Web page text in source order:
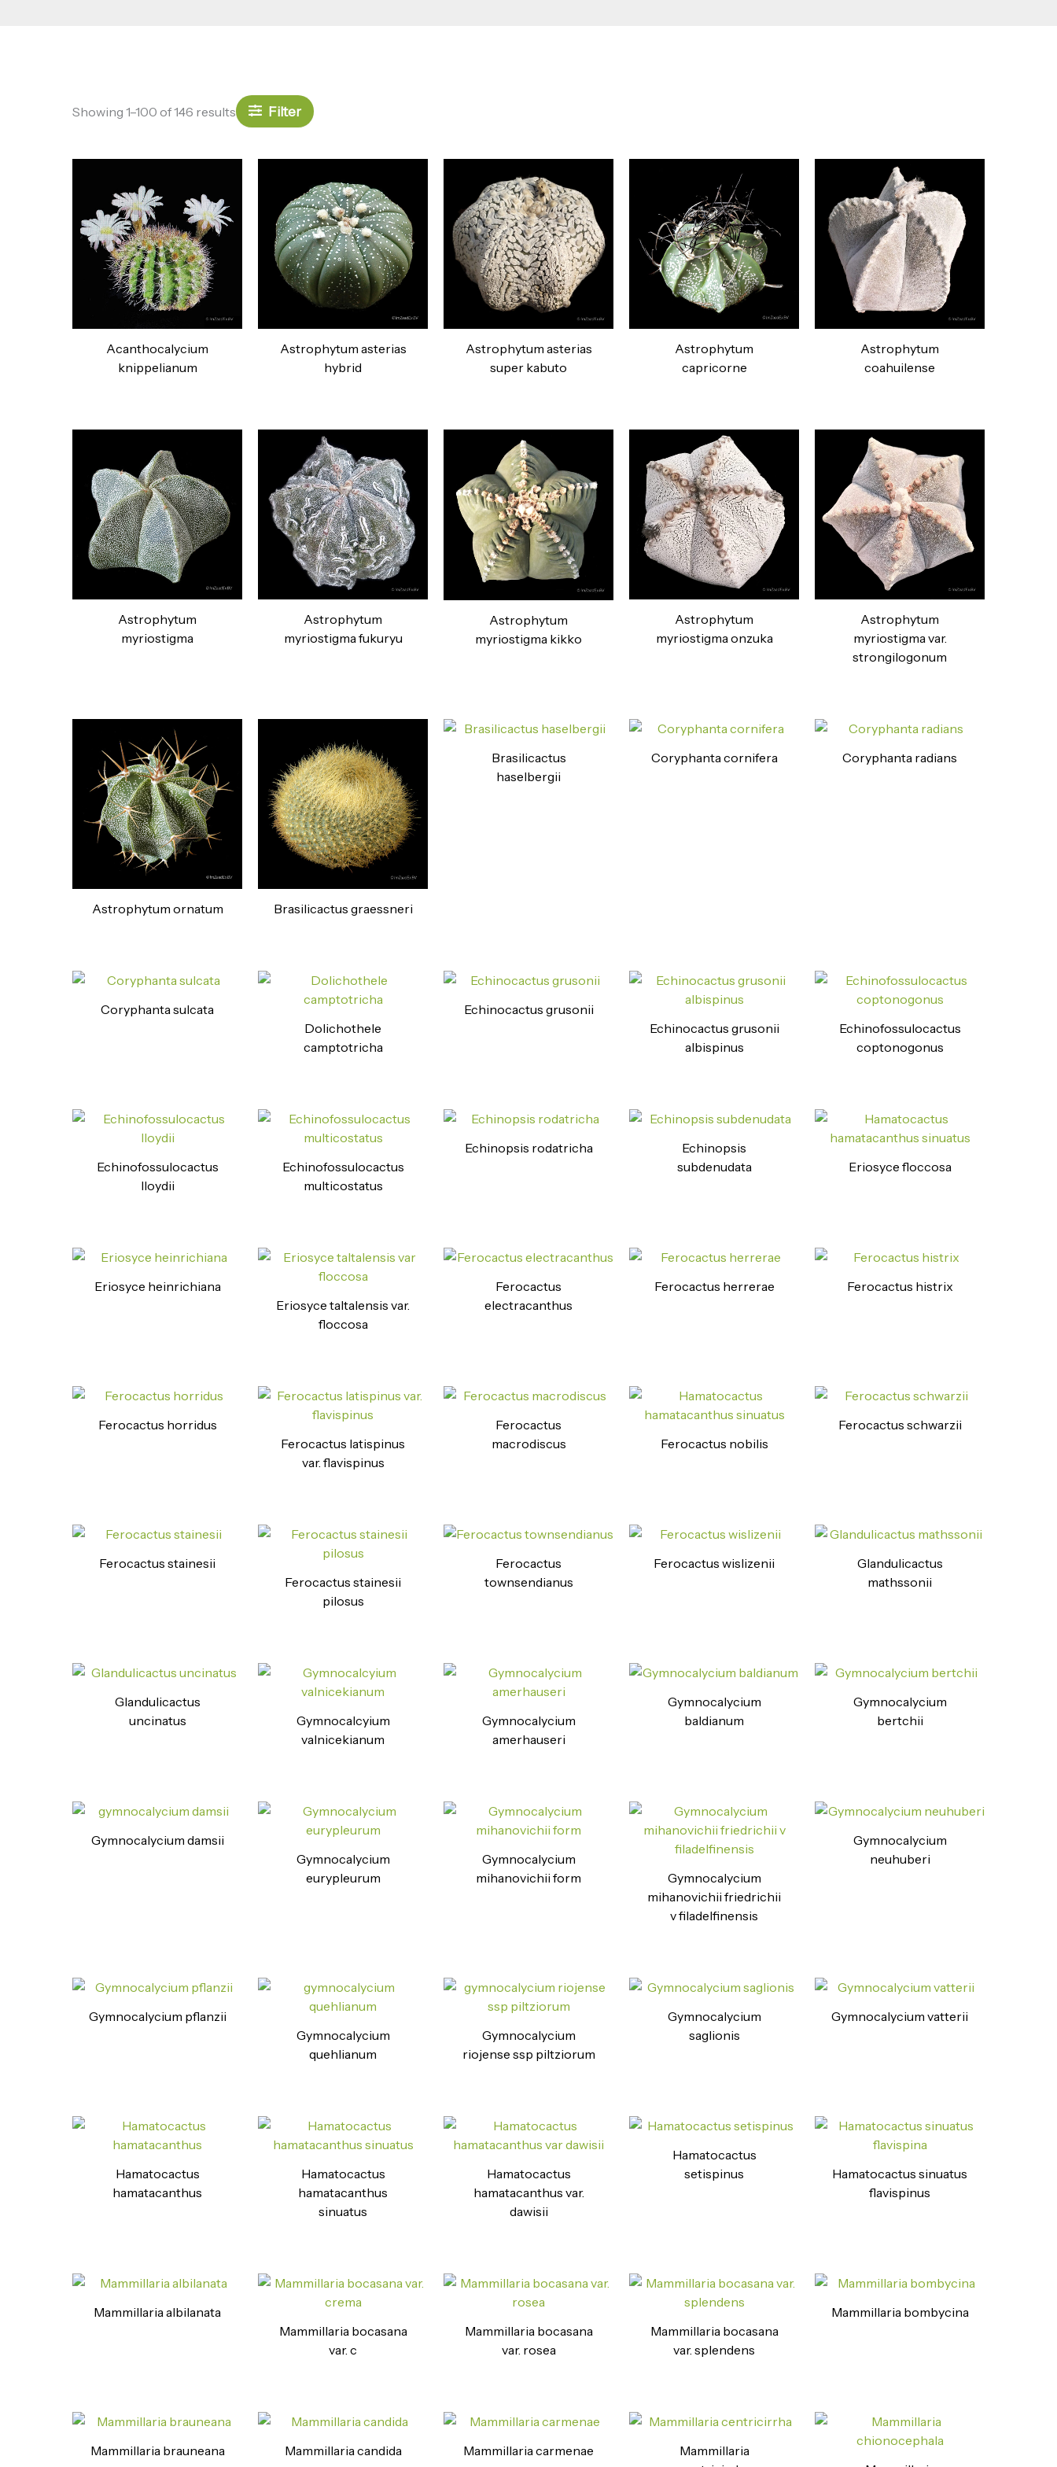
Showing 1–100 of 146 results Filter
Acanthocalycium
knippelianum
Astrophytum asterias
hybrid
Astrophytum asterias
super kabuto
Astrophytum
capricorne
Astrophytum
coahuilense
Astrophytum
myriostigma
Astrophytum
myriostigma fukuryu
Astrophytum
myriostigma kikko
Astrophytum
myriostigma onzuka
Astrophytum
myriostigma var.
strongilogonum
Astrophytum ornatum Brasilicactus graessneri
Brasilicactus
haselbergii
Coryphanta cornifera Coryphanta radians
Coryphanta sulcata
Dolichothele
camptotricha
Echinocactus grusonii
Echinocactus grusonii
albispinus
Echinofossulocactus
coptonogonus
Echinofossulocactus
lloydii
Echinofossulocactus
multicostatus
Echinopsis rodatricha
Echinopsis
subdenudata
Eriosyce floccosa
Eriosyce heinrichiana
Eriosyce taltalensis var.
floccosa
Ferocactus
electracanthus
Ferocactus herrerae Ferocactus histrix
Ferocactus horridus
Ferocactus latispinus
var. flavispinus
Ferocactus
macrodiscus
Ferocactus nobilis
Ferocactus schwarzii
Ferocactus stainesii
Ferocactus stainesii
pilosus
Ferocactus
townsendianus
Ferocactus wislizenii
Glandulicactus
mathssonii
Glandulicactus
uncinatus
Gymnocalcyium
valnicekianum
Gymnocalycium
amerhauseri
Gymnocalycium
baldianum
Gymnocalycium
bertchii
Gymnocalycium damsii
Gymnocalycium
eurypleurum
Gymnocalycium
mihanovichii form
Gymnocalycium
mihanovichii friedrichii
v filadelfinensis
Gymnocalycium
neuhuberi
Gymnocalycium pflanzii
Gymnocalycium
quehlianum
Gymnocalycium
riojense ssp piltziorum
Gymnocalycium
saglionis
Gymnocalycium vatterii
Hamatocactus
hamatacanthus
Hamatocactus
hamatacanthus
sinuatus
Hamatocactus
hamatacanthus var.
dawisii
Hamatocactus
setispinus
Hamatocactus sinuatus
flavispinus
Mammillaria albilanata
Mammillaria bocasana
var. c
Mammillaria bocasana
var. rosea
Mammillaria bocasana
var. splendens
Mammillaria bombycina
Mammillaria brauneana Mammillaria candida Mammillaria carmenae
Mammillaria